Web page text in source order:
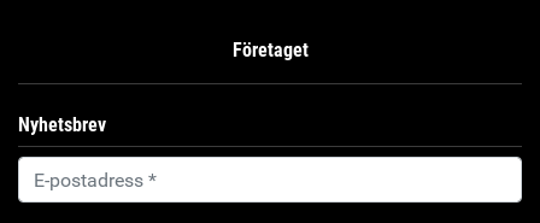
Företaget
Nyhetsbrev